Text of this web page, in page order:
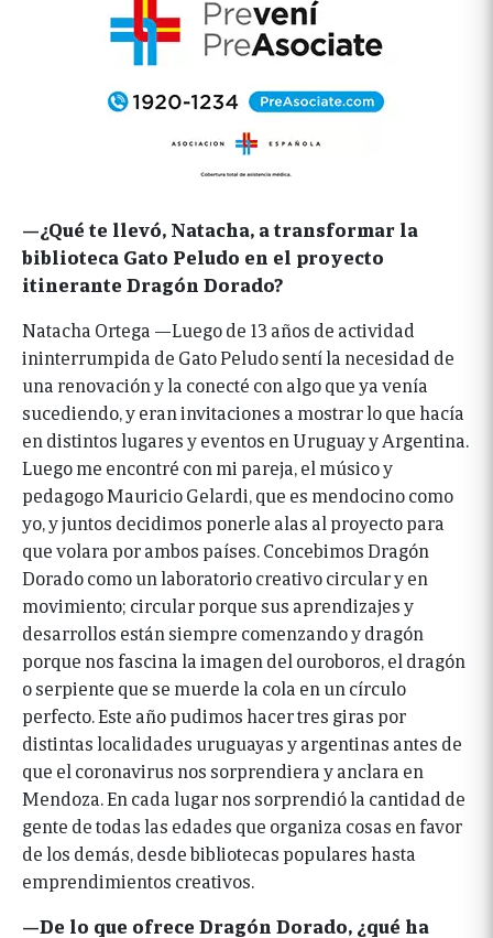
—¿Qué te llevó, Natacha, a transformar la
biblioteca Gato Peludo en el proyecto
itinerante Dragón Dorado?
Natacha Ortega —Luego de 13 años de actividad
ininterrumpida de Gato Peludo sentí la necesidad de
una renovación y la conecté con algo que ya venía
sucediendo, y eran invitaciones a mostrar lo que hacía
en distintos lugares y eventos en Uruguay y Argentina.
Luego me encontré con mi pareja, el músico y
pedagogo Mauricio Gelardi, que es mendocino como
yo, y juntos decidimos ponerle alas al proyecto para
que volara por ambos países. Concebimos Dragón
Dorado como un laboratorio creativo circular y en
movimiento; circular porque sus aprendizajes y
desarrollos están siempre comenzando y dragón
porque nos fascina la imagen del ouroboros, el dragón
o serpiente que se muerde la cola en un círculo
perfecto. Este año pudimos hacer tres giras por
distintas localidades uruguayas y argentinas antes de
que el coronavirus nos sorprendiera y anclara en
Mendoza. En cada lugar nos sorprendió la cantidad de
gente de todas las edades que organiza cosas en favor
de los demás, desde bibliotecas populares hasta
emprendimientos creativos.
—De lo que ofrece Dragón Dorado, ¿qué ha